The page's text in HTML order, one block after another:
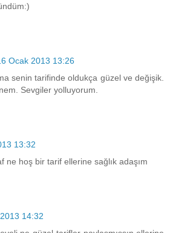
Ocak 2013 13:26
senin tarifinde oldukça güzel ve değişik.
Sevgiler yolluyorum.
13:32
ne hoş bir tarif ellerine sağlık adaşım
14:32